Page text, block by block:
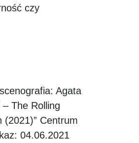
czy
Agata
The Rolling
(2021)” Centrum
04.06.2021